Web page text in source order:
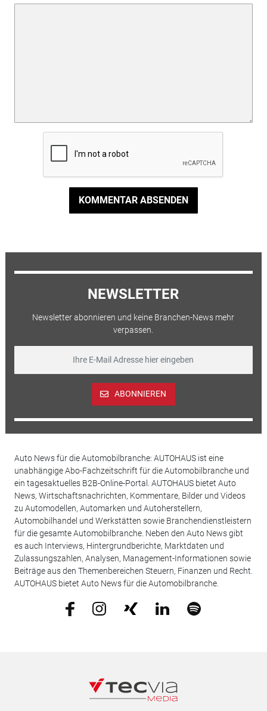
KOMMENTAR ABSENDEN
NEWSLETTER
Newsletter abonnieren und keine Branchen-News mehr
verpassen.
ABONNIEREN
Auto News für die Automobilbranche: AUTOHAUS ist eine
unabhängige Abo-Fachzeitschrift für die Automobilbranche und
ein tagesaktuelles B2B-Online-Portal. AUTOHAUS bietet Auto
News, Wirtschaftsnachrichten, Kommentare, Bilder und Videos
zu Automodellen, Automarken und Autoherstellern,
Automobilhandel und Werkstätten sowie Branchendienstleistern
für die gesamte Automobilbranche. Neben den Auto News gibt
es auch Interviews, Hintergrundberichte, Marktdaten und
Zulassungszahlen, Analysen, Management-Informationen sowie
Beiträge aus den Themenbereichen Steuern, Finanzen und Recht.
AUTOHAUS bietet Auto News für die Automobilbranche.